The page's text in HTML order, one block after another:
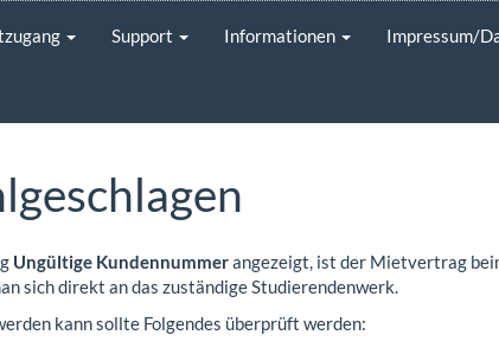
Support Informationen Impressum/
Ungültige Kundennummerangezeigt, ist der Mietvertrag
sich direkt an das zuständige Studierendenwerk.
kann sollte Folgendes überprüft werden: